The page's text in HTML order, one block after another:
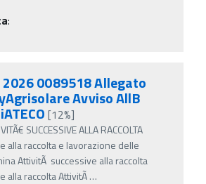
:
2026 0089518 Allegato
Avviso AllB
[12%]
SUCCESSIVE ALLA RACCOLTA
alla raccolta e lavorazione delle
AttivitÃ successive alla raccolta
alla raccolta AttivitÃ…